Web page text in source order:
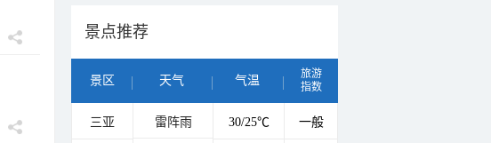
景点推荐
景区 天气 气温
旅游
指数
三亚 雷阵雨 30/25℃ 一般